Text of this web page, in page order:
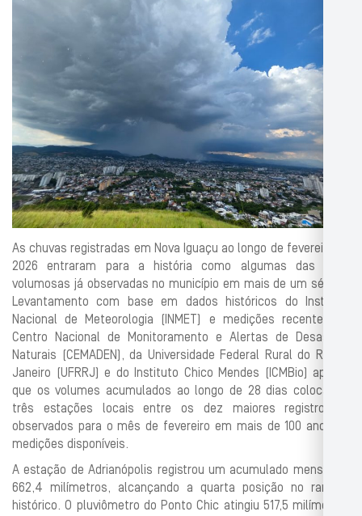
As chuvas registradas em Nova Iguaçu ao longo de fevereiro de
2026 entraram para a história como algumas das mais
volumosas já observadas no município em mais de um século.
Levantamento com base em dados históricos do Instituto
Nacional de Meteorologia (INMET) e medições recentes do
Centro Nacional de Monitoramento e Alertas de Desastres
Naturais (CEMADEN), da Universidade Federal Rural do Rio de
Janeiro (UFRRJ) e do Instituto Chico Mendes (ICMBio) aponta
que os volumes acumulados ao longo de 28 dias colocaram
três estações locais entre os dez maiores registros já
observados para o mês de fevereiro em mais de 100 anos de
medições disponíveis.
A estação de Adrianópolis registrou um acumulado mensal de
662,4 milímetros, alcançando a quarta posição no ranking
histórico. O pluviômetro do Ponto Chic atingiu 517,5 milímetros